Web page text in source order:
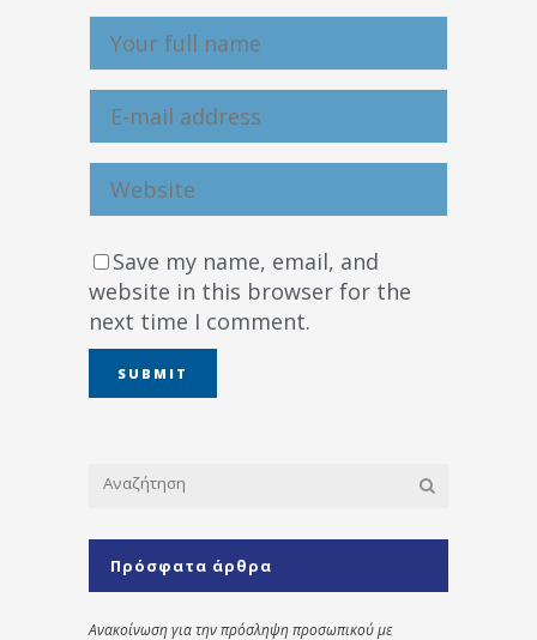
Save my name, email, and
website in this browser for the
next time I comment.
Πρόσφατα άρθρα
Ανακοίνωση για την πρόσληψη προσωπικού με